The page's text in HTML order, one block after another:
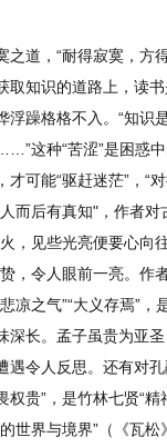
之道，“耐得寂寞，方
取知识的道路上，读
浮躁格格不入。“知识
这种“苦涩”是困惑
可能“驱赶迷茫”，“
而后有真知"，作者对
，见些光亮便要心向
，令人眼前一亮。作
凉之气”“大义存焉”，
深长。孟子虽贵为亚
遇令人反思。还有对
贵”，是竹林七贤“精
世界与境界”（《瓦